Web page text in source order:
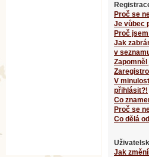
Proč se
Je vůbec
Proč
Jak
v
V
přihlásit?!
Co
Proč se
Co dělá
Jak